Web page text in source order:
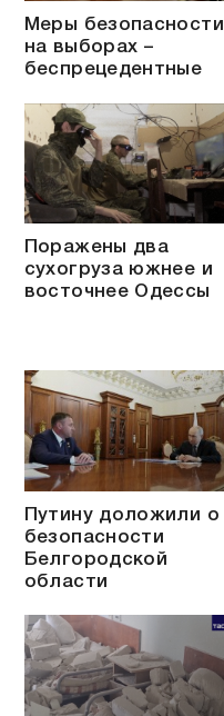
Меры безопасности
на выборах –
беспрецедентные
Поражены два
сухогруза южнее и
восточнее Одессы
Путину доложили о
безопасности
Белгородской
области